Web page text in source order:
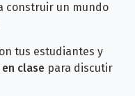
construir un mundo
tus estudiantes y
clase para discutir